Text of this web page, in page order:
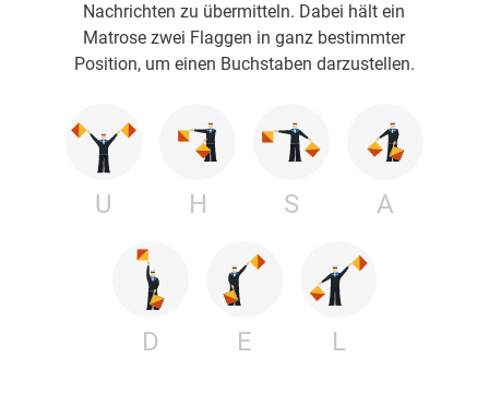
Nachrichten zu übermitteln. Dabei hält ein
Matrose zwei Flaggen in ganz bestimmter
Position, um einen Buchstaben darzustellen.
U H S A
D E L